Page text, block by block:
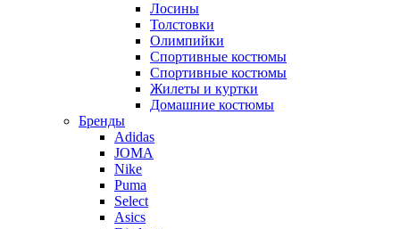
Лосины
Толстовки
Олимпийки
Спортивные костюмы
Спортивные костюмы
Жилеты и куртки
Домашние костюмы
Бренды
Adidas
JOMA
Nike
Puma
Select
Asics